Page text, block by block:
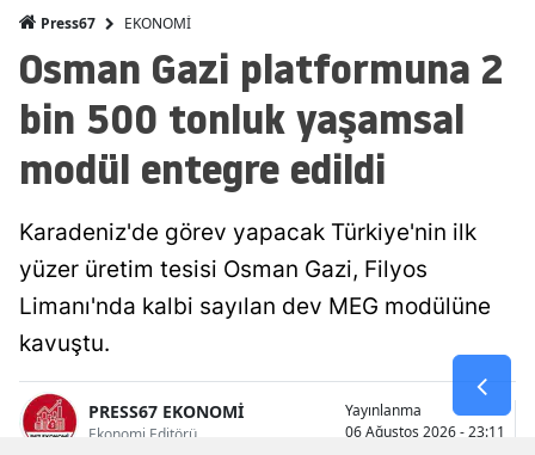
Press67 EKONOMİ
Osman Gazi platformuna 2
bin 500 tonluk yaşamsal
modül entegre edildi
Karadeniz'de görev yapacak Türkiye'nin ilk
yüzer üretim tesisi Osman Gazi, Filyos
Limanı'nda kalbi sayılan dev MEG modülüne
kavuştu.
PRESS67 EKONOMİ
Ekonomi Editörü
Yayınlanma
06 Ağustos 2026 - 23:11